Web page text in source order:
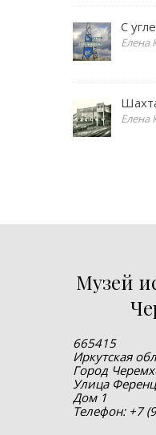
С
Елена
Елена
Музей
665415
Иркутская
Город
Улица
Дом 1
Телефон: +7